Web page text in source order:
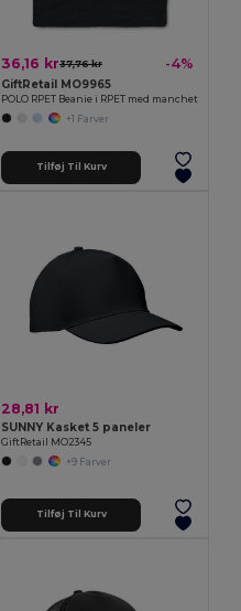
36,16 kr37,76 kr -4%
GiftRetail MO9965
POLO RPET Beanie i RPET med manchet
+1 Farver
Tilføj Til Kurv
28,81 kr
SUNNY Kasket 5 paneler
GiftRetail MO2345
+9 Farver
Tilføj Til Kurv